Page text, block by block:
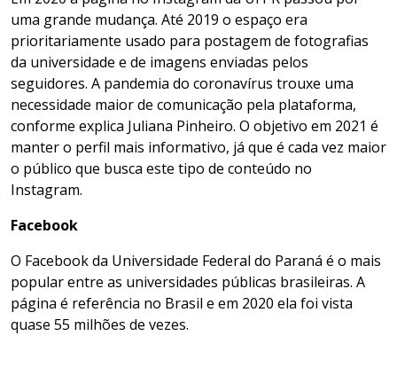
uma grande mudança. Até 2019 o espaço era
prioritariamente usado para postagem de fotografias
da universidade e de imagens enviadas pelos
seguidores. A pandemia do coronavírus trouxe uma
necessidade maior de comunicação pela plataforma,
conforme explica Juliana Pinheiro. O objetivo em 2021 é
manter o perfil mais informativo, já que é cada vez maior
o público que busca este tipo de conteúdo no
Instagram.
Facebook
O Facebook da Universidade Federal do Paraná é o mais
popular entre as universidades públicas brasileiras. A
página é referência no Brasil e em 2020 ela foi vista
quase 55 milhões de vezes.